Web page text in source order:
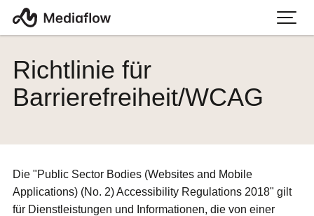
Richtlinie für
Barrierefreiheit/WCAG
Die "Public Sector Bodies (Websites and Mobile
Applications) (No. 2) Accessibility Regulations 2018" gilt
für Dienstleistungen und Informationen, die von einer